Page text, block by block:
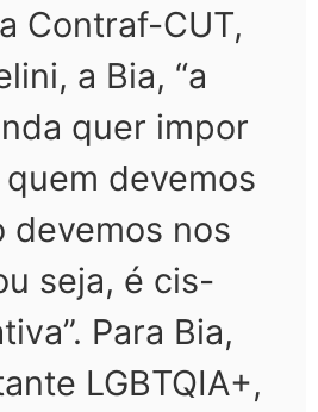
Contraf-CUT,
a Bia, “a
quer impor
devemos
devemos nos
seja, é cis-
Para Bia,
LGBTQIA+,